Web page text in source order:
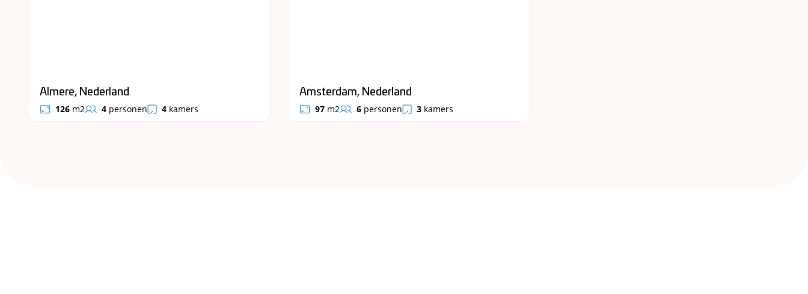
Almere, Nederland
126 m2 4 personen 4 kamers
Amsterdam, Nederland
97 m2 6 personen 3 kamers